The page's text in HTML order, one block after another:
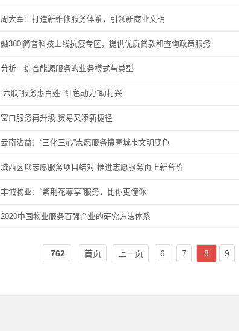
周大军：打造新维修服务体系，引领新商业文明
融360|简普科技上线抗疫专区，提供优质贷款和查询政策服务
分析｜综合能源服务的业务模式与类型
“六联”服务惠百姓 “红色动力”助村兴
窗口服务再升级 贸易又添新捷径
云南沾益：“三化三心”志愿服务擦亮城市文明底色
城西区以志愿服务项目结对 推进志愿服务再上新台阶
丰诚物业：“紫荆花尊享”服务，比你更懂你
2020中国物业服务百强企业的研究方法体系
762 首页 上一页 6 7 8 9